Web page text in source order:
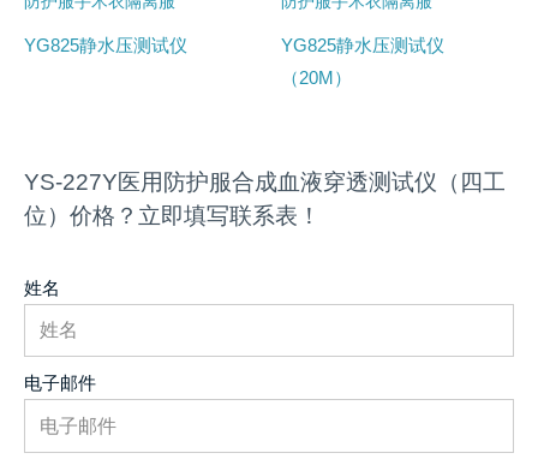
YG825静水压测试仪
YG825静水压测试仪
（20M）
YS-227Y医用防护服合成血液穿透测试仪（四工
位）价格？立即填写联系表！
姓名
电子邮件